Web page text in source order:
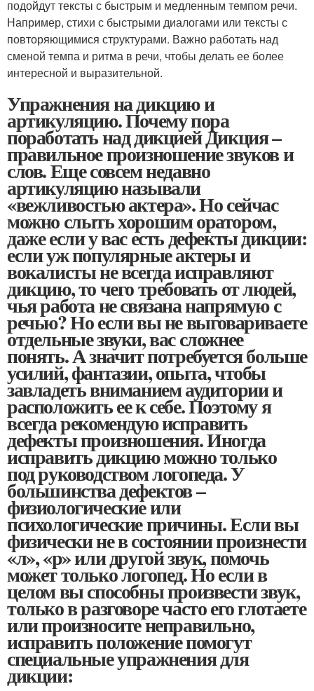
подойдут тексты с быстрым и медленным темпом речи.
Например, стихи с быстрыми диалогами или тексты с
повторяющимися структурами. Важно работать над
сменой темпа и ритма в речи, чтобы делать ее более
интересной и выразительной.
Упражнения на дикцию и
артикуляцию. Почему пора
поработать над дикцией Дикция –
правильное произношение звуков и
слов. Еще совсем недавно
артикуляцию называли
«вежливостью актера». Но сейчас
можно слыть хорошим оратором,
даже если у вас есть дефекты дикции:
если уж популярные актеры и
вокалисты не всегда исправляют
дикцию, то чего требовать от людей,
чья работа не связана напрямую с
речью? Но если вы не выговариваете
отдельные звуки, вас сложнее
понять. А значит потребуется больше
усилий, фантазии, опыта, чтобы
завладеть вниманием аудитории и
расположить ее к себе. Поэтому я
всегда рекомендую исправить
дефекты произношения. Иногда
исправить дикцию можно только
под руководством логопеда. У
большинства дефектов –
физиологические или
психологические причины. Если вы
физически не в состоянии произнести
«л», «р» или другой звук, помочь
может только логопед. Но если в
целом вы способны произвести звук,
только в разговоре часто его глотаете
или произносите неправильно,
исправить положение помогут
специальные упражнения для
дикции: